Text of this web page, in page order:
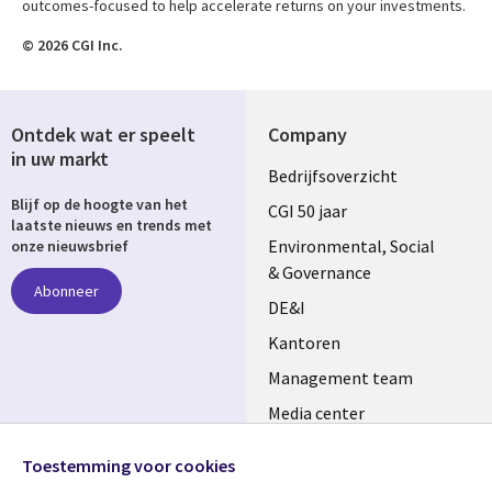
outcomes-focused to help accelerate returns on your investments.
© 2026 CGI Inc.
Company
Useful
links
NETHERLANDS
Bedrijfsoverzicht
CGI 50 jaar
Environmental, Social
& Governance
DE&I
Kantoren
Management team
Media center
Ontdek wat er speelt
in uw markt
Blijf op de hoogte van het
laatste nieuws en trends met
onze nieuwsbrief
Abonneer
Toestemming voor cookies